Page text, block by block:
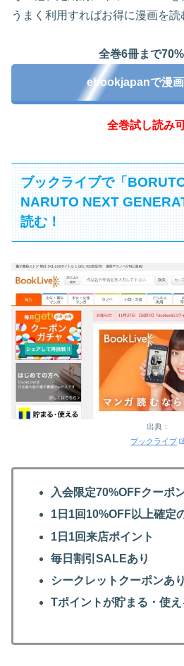
うまく利用すればお得に漫画を読
全巻6冊まで
ebookjapanで漫
全巻試し読み
ブックライブで「
NARUTO NEXT
読む！
出典：
ブックライブ
入会限定70%OFFクーポ
1日1回10%OFF以上確定
1日1回来店ポイント
毎日割引SALEあり
シークレットクーポンあり
Tポイントが貯まる・使え